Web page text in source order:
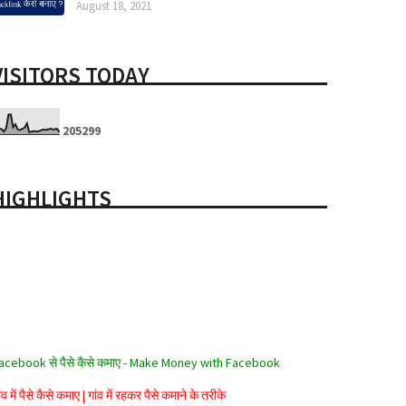
August 18, 2021
TODAY
205299